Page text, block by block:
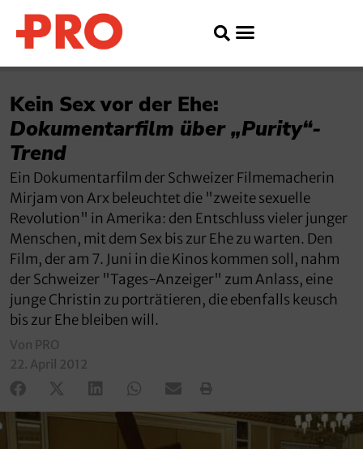
Kein Sex vor der Ehe:
Dokumentarfilm über „Purity“-
Trend
Ein Dokumentarfilm der Schweizer Filmemacherin
Mirjam von Arx beleuchtet die "zweite sexuelle
Revolution" in Amerika: den Entschluss vieler junger
Menschen, mit dem Sex bis zur Ehe zu warten. Den
Film, der am 7. Juni in die Kinos kommen soll, nahm
der Schweizer "Tages-Anzeiger" zum Anlass, eine
junge Christin zu porträtieren, die ebenfalls keusch
bis zur Ehe bleiben will.
Von PRO
22. April 2012